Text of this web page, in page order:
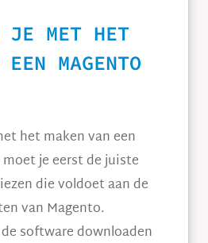
JE MET HET
MAGENTO
het maken van een
je eerst de juiste
die voldoet aan de
van Magento.
software downloaden